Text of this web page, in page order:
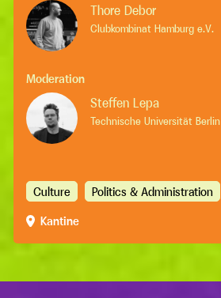
Thore Debor
Clubkombinat Hamburg e.V.
Moderation
Steffen Lepa
Technische Universität Berlin
Culture
Politics & Administration
Kantine